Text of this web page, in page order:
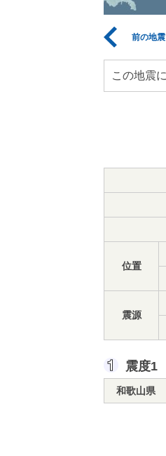
前の地震
この地震
位置
震源
震度1
和歌山県